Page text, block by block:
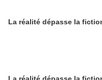
La réalité dépasse la